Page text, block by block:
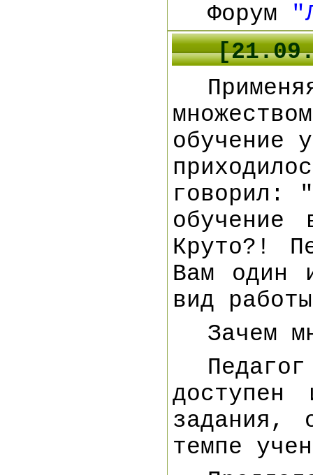
Форум
"
[21.09
обучение
говорил:
Круто?!
Вам один
вид
Зачем
задания,
темпе